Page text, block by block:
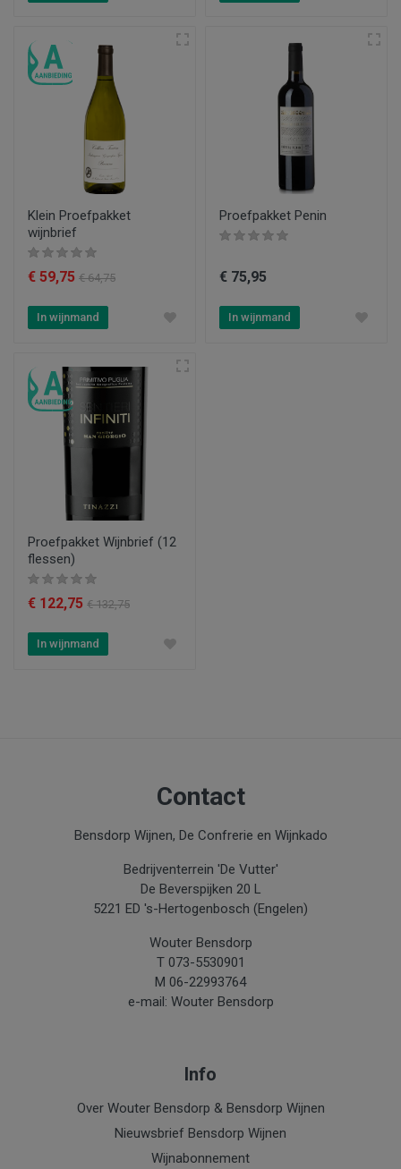
Klein Proefpakket
wijnbrief
€ 59,75 € 64,75
In wijnmand
Proefpakket Penin
€ 75,95
In wijnmand
Proefpakket Wijnbrief (12
flessen)
€ 122,75 € 132,75
In wijnmand
Contact
Bensdorp Wijnen, De Confrerie en Wijnkado
Bedrijventerrein 'De Vutter'
De Beverspijken 20 L
5221 ED 's-Hertogenbosch (Engelen)
Wouter Bensdorp
T 073-5530901
M 06-22993764
e-mail: Wouter Bensdorp
Info
Over Wouter Bensdorp & Bensdorp Wijnen
Nieuwsbrief Bensdorp Wijnen
Wijnabonnement